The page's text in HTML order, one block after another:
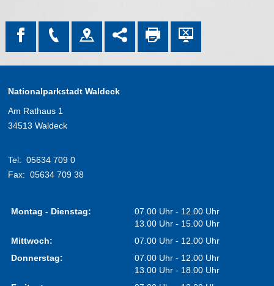
Nationalparkstadt Waldeck
Am Rathaus 1
34513 Waldeck
Tel: 05634 709 0
Fax: 05634 709 38
Montag - Dienstag:
07.00 Uhr - 12.00 Uhr
13.00 Uhr - 15.00 Uhr
Mittwoch:
07.00 Uhr - 12.00 Uhr
Donnerstag:
07.00 Uhr - 12.00 Uhr
13.00 Uhr - 18.00 Uhr